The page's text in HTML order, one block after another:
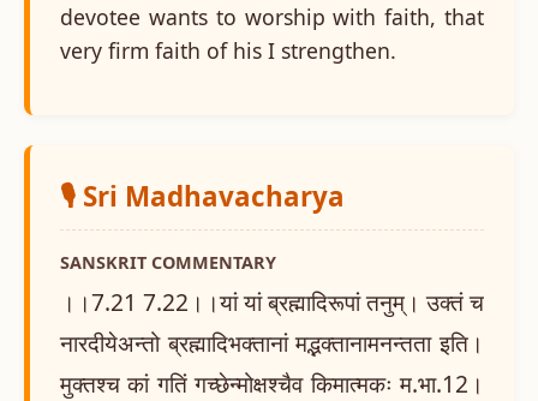
devotee wants to worship with faith, that
very firm faith of his I strengthen.
🎙️ Sri Madhavacharya
SANSKRIT COMMENTARY
।।7.21 7.22।।यां यां ब्रह्मादिरूपां तनुम्। उक्तं च
नारदीयेअन्तो ब्रह्मादिभक्तानां मद्भक्तानामनन्तता इति।
मुक्तश्च कां गतिं गच्छेन्मोक्षश्चैव किमात्मकः म.भा.12।